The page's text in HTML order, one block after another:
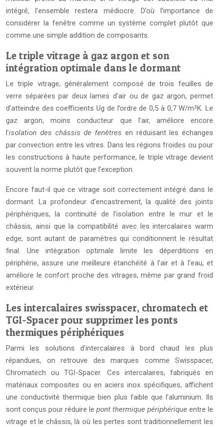
intégré, l’ensemble restera médiocre. D’où l’importance de
considérer la fenêtre comme un système complet plutôt que
comme une simple addition de composants.
Le triple vitrage à gaz argon et son
intégration optimale dans le dormant
Le triple vitrage, généralement composé de trois feuilles de
verre séparées par deux lames d’air ou de gaz argon, permet
d’atteindre des coefficients Ug de l’ordre de 0,5 à 0,7 W/m²K. Le
gaz argon, moins conducteur que l’air, améliore encore
l’isolation des châssis de fenêtres en réduisant les échanges
par convection entre les vitres. Dans les régions froides ou pour
les constructions à haute performance, le triple vitrage devient
souvent la norme plutôt que l’exception.
Encore faut-il que ce vitrage soit correctement intégré dans le
dormant. La profondeur d’encastrement, la qualité des joints
périphériques, la continuité de l’isolation entre le mur et le
châssis, ainsi que la compatibilité avec les intercalaires warm
edge, sont autant de paramètres qui conditionnent le résultat
final. Une intégration optimale limite les déperditions en
périphérie, assure une meilleure étanchéité à l’air et à l’eau, et
améliore le confort proche des vitrages, même par grand froid
extérieur.
Les intercalaires swisspacer, chromatech et
TGI-Spacer pour supprimer les ponts
thermiques périphériques
Parmi les solutions d’intercalaires à bord chaud les plus
répandues, on retrouve des marques comme Swisspacer,
Chromatech ou TGI-Spacer. Ces intercalaires, fabriqués en
matériaux composites ou en aciers inox spécifiques, affichent
une conductivité thermique bien plus faible que l’aluminium. Ils
sont conçus pour réduire le pont thermique périphérique entre le
vitrage et le châssis, là où les pertes sont traditionnellement les